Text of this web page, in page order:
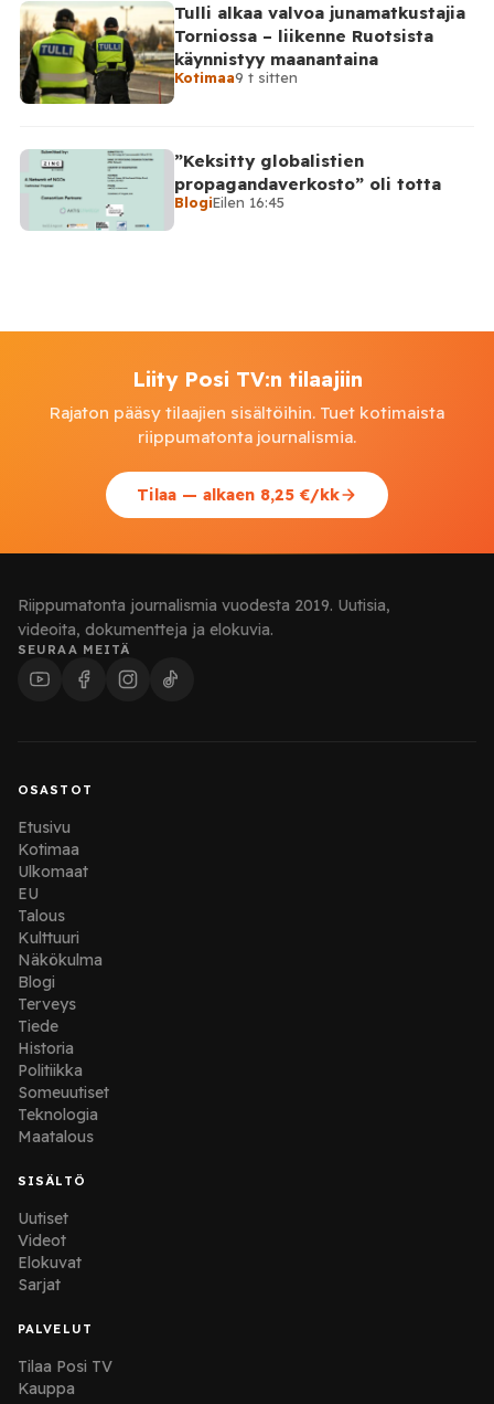
Tulli alkaa valvoa junamatkustajia
Torniossa – liikenne Ruotsista
käynnistyy maanantaina
Kotimaa9 t sitten
”Keksitty globalistien
propagandaverkosto” oli totta
BlogiEilen 16:45
Liity Posi TV:n tilaajiin
Rajaton pääsy tilaajien sisältöihin. Tuet kotimaista
riippumatonta journalismia.
Tilaa — alkaen 8,25 €/kk
Riippumatonta journalismia vuodesta 2019. Uutisia,
videoita, dokumentteja ja elokuvia.
SEURAA MEITÄ
OSASTOT
Etusivu
Kotimaa
Ulkomaat
EU
Talous
Kulttuuri
Näkökulma
Blogi
Terveys
Tiede
Historia
Politiikka
Someuutiset
Teknologia
Maatalous
SISÄLTÖ
Uutiset
Videot
Elokuvat
Sarjat
PALVELUT
Tilaa Posi TV
Kauppa